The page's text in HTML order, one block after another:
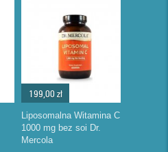
199,00 zł
Liposomalna Witamina C
1000 mg bez soi Dr.
Mercola